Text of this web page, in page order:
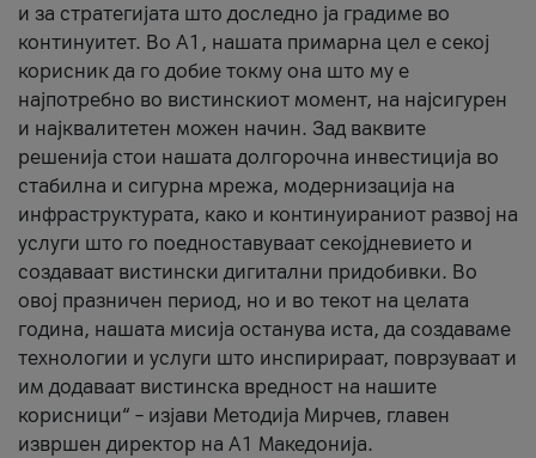
и за стратегијата што доследно ја градиме во
континуитет. Во А1, нашата примарна цел е секој
корисник да го добие токму она што му е
најпотребно во вистинскиот момент, на најсигурен
и најквалитетен можен начин. Зад ваквите
решенија стои нашата долгорочна инвестиција во
стабилна и сигурна мрежа, модернизација на
инфраструктурата, како и континуираниот развој на
услуги што го поедноставуваат секојдневието и
создаваат вистински дигитални придобивки. Во
овој празничен период, но и во текот на целата
година, нашата мисија останува иста, да создаваме
технологии и услуги што инспирираат, поврзуваат и
им додаваат вистинска вредност на нашите
корисници“ – изјави Методија Мирчев, главен
извршен директор на А1 Македонија.